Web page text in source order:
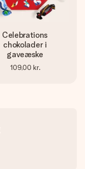
Celebrations
chokolader i
gaveæske
109,00 kr.